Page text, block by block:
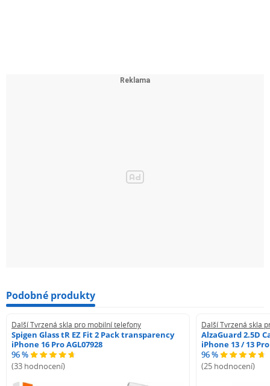
Podobné produkty
Další Tvrzená skla pro mobilní telefony
Spigen Glass tR EZ Fit 2 Pack transparency
iPhone 16 Pro AGL07928
96 %
(33 hodnocení)
Další Tvrzená skla
AlzaGuard 2.5D
iPhone 13 / 13 Pro
96 %
(25 hodnocení)